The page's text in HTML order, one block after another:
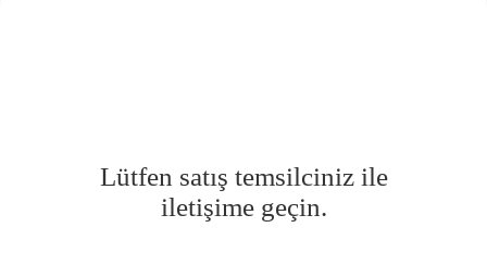
Lütfen satış temsilciniz ile
iletişime geçin.